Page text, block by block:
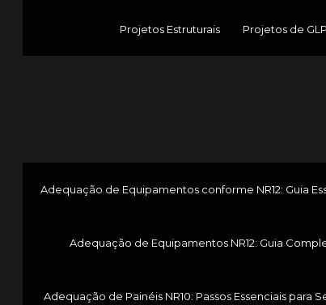
Projetos Estruturais Projetos de
Adequação de Equipamentos conforme NR12: Guia
Adequação de Equipamentos NR12: Guia
Adequação de Painéis NR10: Passos Essenciais